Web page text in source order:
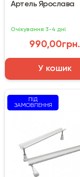
Артель Ярослава
Очікування 3-4 дні
990,00грн.
У кошик
ПІД
ЗАМОВЛЕННЯ